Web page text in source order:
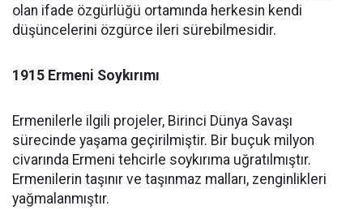
olan ifade özgürlüğü ortamında herkesin kendi
düşüncelerini özgürce ileri sürebilmesidir.
1915 Ermeni Soykırımı
Ermenilerle ilgili projeler, Birinci Dünya Savaşı
sürecinde yaşama geçirilmiştir. Bir buçuk milyon
civarında Ermeni tehcirle soykırıma uğratılmıştır.
Ermenilerin taşınır ve taşınmaz malları, zenginlikleri
yağmalanmıştır.